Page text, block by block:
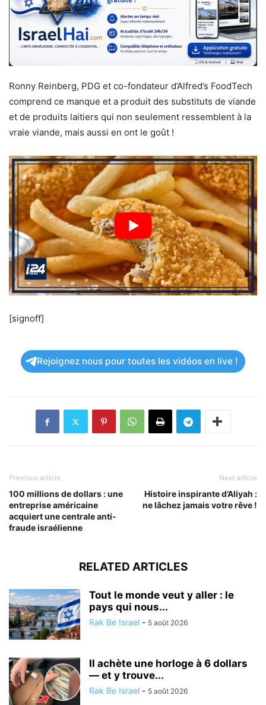
Ronny Reinberg, PDG et co-fondateur d’Alfred’s FoodTech
comprend ce manque et a produit des substituts de viande
et de produits laitiers qui non seulement ressemblent à la
vraie viande, mais aussi en ont le goût !
[signoff]
Rejoignez nous pour toutes les vidéos en live !
Previous article
100 millions de dollars : une
entreprise américaine
acquiert une centrale anti-
fraude israélienne
Next article
Histoire inspirante d’Aliyah :
ne lâchez jamais votre rêve !
RELATED ARTICLES
Tout le monde veut y aller : le
pays qui nous...
Rak Be Israel - 5 août 2026
Il achète une horloge à 6 dollars
— et y trouve...
Rak Be Israel - 5 août 2026